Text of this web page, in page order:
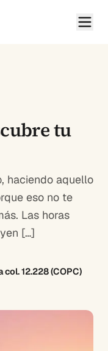
tu
haciendo aquello
eso no te
Las horas
[…]
12.228 (COPC)